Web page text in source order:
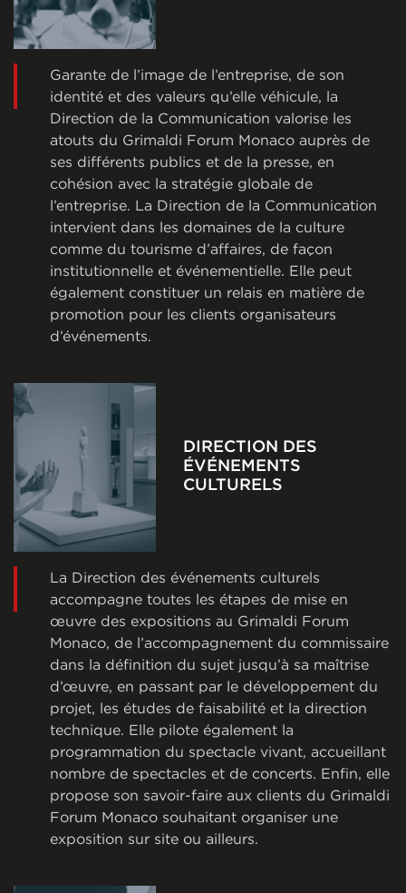
Garante de l’image de l’entreprise, de son
identité et des valeurs qu’elle véhicule, la
Direction de la Communication valorise les
atouts du Grimaldi Forum Monaco auprès de
ses différents publics et de la presse, en
cohésion avec la stratégie globale de
l’entreprise. La Direction de la Communication
intervient dans les domaines de la culture
comme du tourisme d’affaires, de façon
institutionnelle et événementielle. Elle peut
également constituer un relais en matière de
promotion pour les clients organisateurs
d’événements.
DIRECTION DES
ÉVÉNEMENTS
CULTURELS
La Direction des événements culturels
accompagne toutes les étapes de mise en
œuvre des expositions au Grimaldi Forum
Monaco, de l’accompagnement du commissaire
dans la définition du sujet jusqu’à sa maîtrise
d’œuvre, en passant par le développement du
projet, les études de faisabilité et la direction
technique. Elle pilote également la
programmation du spectacle vivant, accueillant
nombre de spectacles et de concerts. Enfin, elle
propose son savoir-faire aux clients du Grimaldi
Forum Monaco souhaitant organiser une
exposition sur site ou ailleurs.